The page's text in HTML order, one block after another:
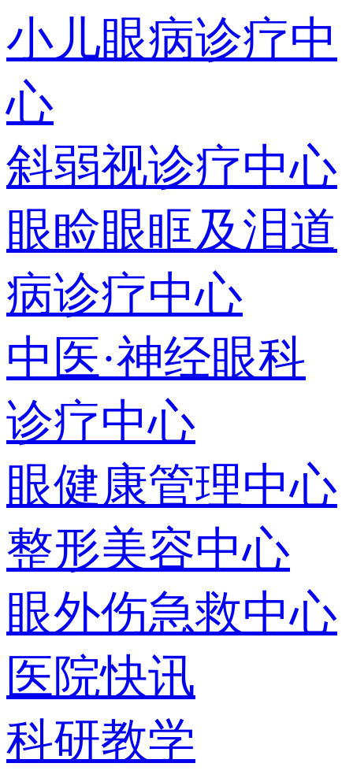
小儿眼病诊疗中
心
斜弱视诊疗中心
眼睑眼眶及泪道
病诊疗中心
中医·神经眼科
诊疗中心
眼健康管理中心
整形美容中心
眼外伤急救中心
医院快讯
科研教学